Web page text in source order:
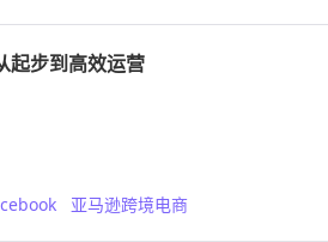
起步到高效运营
亚马逊跨境电商